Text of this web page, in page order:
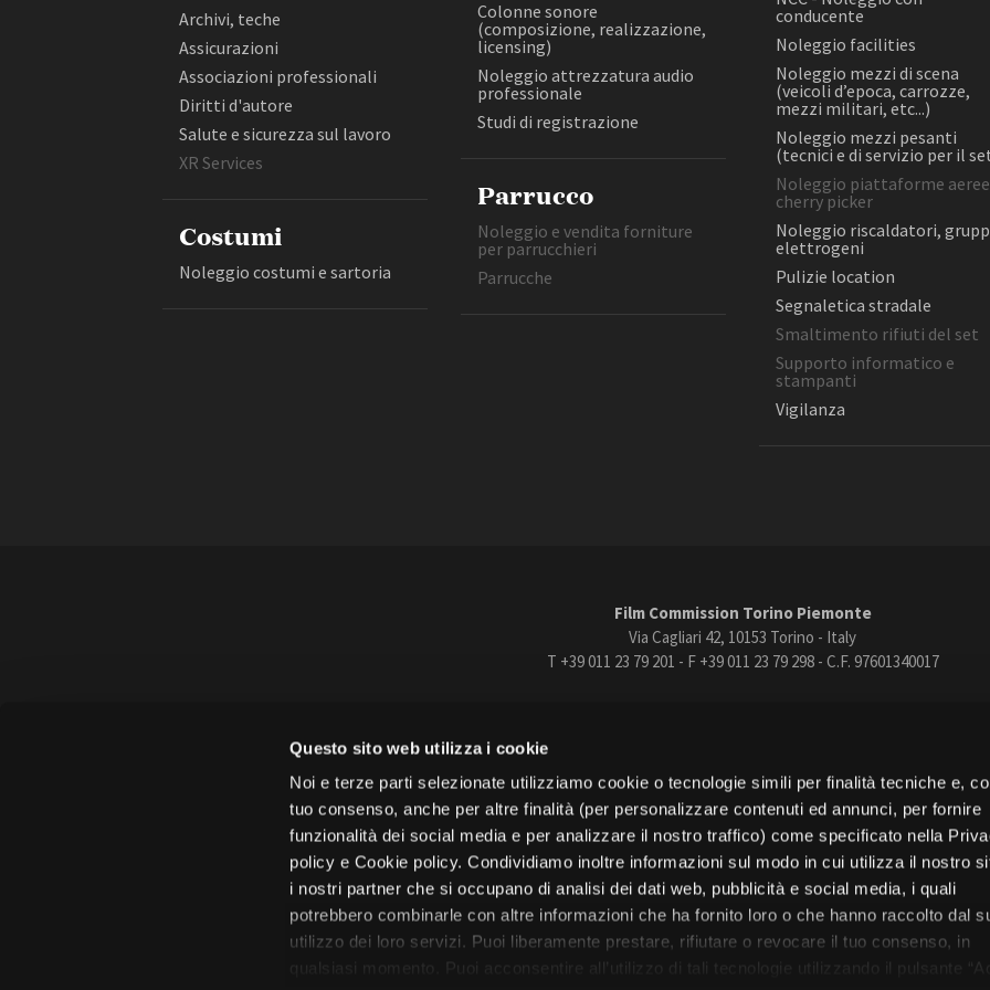
Questo sito web utilizza i cookie
Noi e terze parti selezionate utilizziamo cookie o tecnologie simili per finalità tecniche e,
tuo consenso, anche per altre finalità (per personalizzare contenuti ed annunci, per fornire
funzionalità dei social media e per analizzare il nostro traffico) come specificato nella
policy e Cookie policy. Condividiamo inoltre informazioni sul modo in cui utilizza il nostro
i nostri partner che si occupano di analisi dei dati web, pubblicità e social media, i quali
potrebbero combinarle con altre informazioni che ha fornito loro o che hanno raccolto dal
utilizzo dei loro servizi. Puoi liberamente prestare, rifiutare o revocare il tuo consenso, in
qualsiasi momento. Puoi acconsentire all’utilizzo di tali tecnologie utilizzando il pulsante
Ciak in TOur!
Cookie policy Whistleblowing
Colonne sonore (composizione,
realizzazione, licensing)
Copisteria grafica
Costruzioni e allestimenti
Diritti d'autore
Laboratorio di post-produzione
(post-produzione e montaggio
video, post-produzione e
missaggio audio)
NCC - Noleggio con conducente
di servizio per il set)
Noleggio piattaforme aeree,
cherry picker
Noleggio riscaldatori, gruppi
elettrogeni
Archivi, teche
Assicurazioni
Associazioni professionali
Diritti d'autore
Salute e sicurezza sul lavoro
XR Services
Costumi
Noleggio costumi e sartoria
Colonne sonore
(composizione, realizzazione,
licensing)
Noleggio attrezzatura audio
professionale
Studi di registrazione
Parrucco
Noleggio e vendita forniture
per parrucchieri
Parrucche
conducente
Noleggio facilities
Noleggio mezzi di scena
(veicoli d’epoca, carrozze,
mezzi militari, etc...)
Noleggio mezzi pesanti
(tecnici e di servizio per il
Noleggio piattaforme
cherry picker
Noleggio riscaldatori,
elettrogeni
Pulizie location
Segnaletica stradale
Smaltimento rifiuti del set
Supporto informatico e
stampanti
Vigilanza
Film Commission Torino Piemonte
Via Cagliari 42, 10153 Torino - Italy
T +39 011 23 79 201 - F +39 011 23 79 298 - C.F. 97601340017
FacebookInstagramYoutubeVimeo
Città di Torino Regione Piemonte